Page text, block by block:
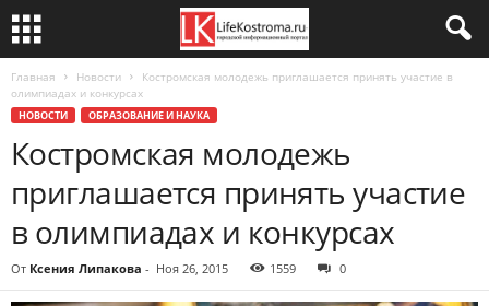
Главная Новости
Костромская молодежь приглашается принять участие в
олимпиадах и конкурсах
НОВОСТИ ОБРАЗОВАНИЕ И НАУКА
Костромская молодежь
приглашается принять участие
в олимпиадах и конкурсах
От Ксения Липакова - Ноя 26, 2015 1559 0